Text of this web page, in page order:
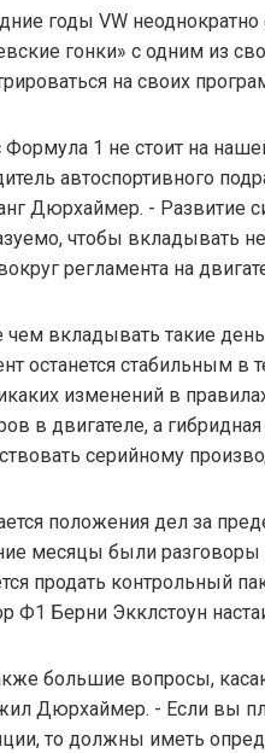
годы VW
гонки» с одним из
на своих
Формула 1 не стоит на
автоспортивного
Дюрхаймер. - Развитие
чтобы вкладывать
регламента на
вкладывать такие
останется стабильным в
изменений в
в двигателе, а
серийному
положения дел за
месяцы были разговоры
продать контрольный
Ф1 Берни Экклстоун
большие вопросы,
Дюрхаймер. - Если вы
то должны иметь